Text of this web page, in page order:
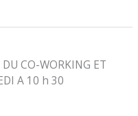
CO-WORKING ET
A 10 h 30